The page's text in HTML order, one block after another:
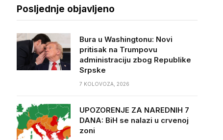
Posljednje objavljeno
Bura u Washingtonu: Novi
pritisak na Trumpovu
administraciju zbog Republike
Srpske
7 KOLOVOZA, 2026
UPOZORENJE ZA NAREDNIH 7
DANA: BiH se nalazi u crvenoj
zoni